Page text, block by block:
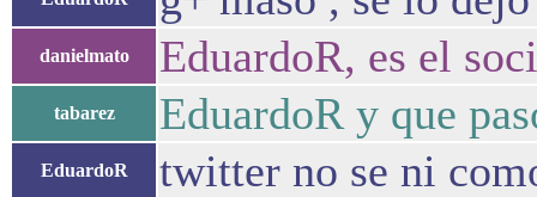
danielmato EduardoR, es el
tabarez EduardoR y que
EduardoR twitter no se ni